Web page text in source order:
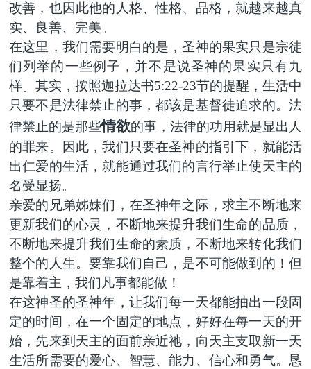
改善，也因此他的人格、性格、品格，就越来越真
实、良善、完美。
在这里，我们需要明白的是，圣神的果实只是宗徒
们列举的一些例子，并不是说圣神的果实只有九
样。其实，按照迦拉达书5:22-23节的提醒，生活中
只要不是法律禁止的事，都该是基督徒追求的。法
律禁止的是那些情欲的事，法律的功用就是显出人
的罪来。因此，我们只要在圣神的指引下，就能活
出仁爱的生活，就能通过我们的言行举止使天主的
名受显扬。
亲爱的兄弟姊妹们，在圣神年之际，求主不断地来
更新我们的心灵，不断地来提升我们生命的品质，
不断地来提升我们生命的素质，不断地来转化我们
整个的人生。要靠我们自己，是不可能做到的！但
是靠着主，我们凡事都能做！
在这神圣的圣神年，让我们每一天都能抽出一段固
定的时间，在一个固定的地点，好好在每一天的开
始，先来到天主的面前亲近祂，向天主支取新一天
生活所需要的爱心、智慧、能力、信心和勇气。恳